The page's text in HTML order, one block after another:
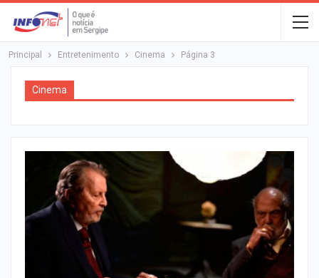
Principal Entretenimento Cinema Página 3
Cinema